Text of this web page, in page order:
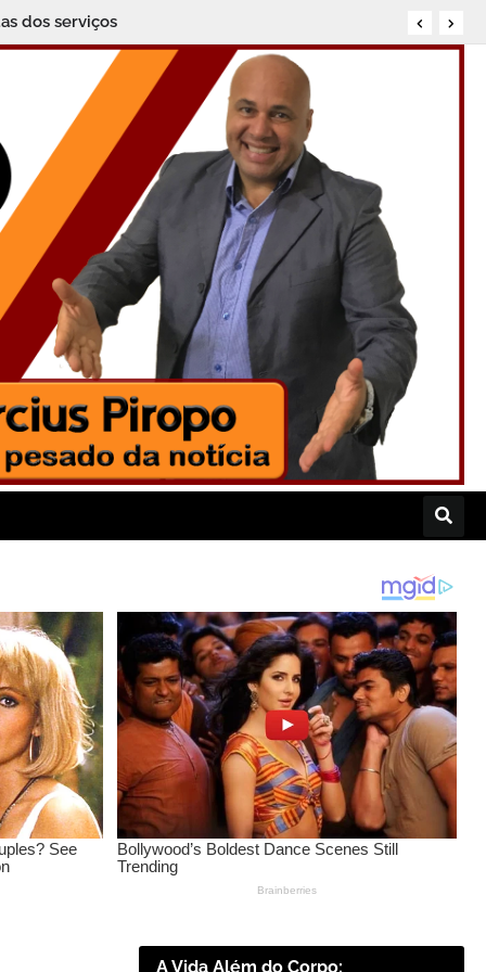
dos serviços
A Vida Além do Corpo: